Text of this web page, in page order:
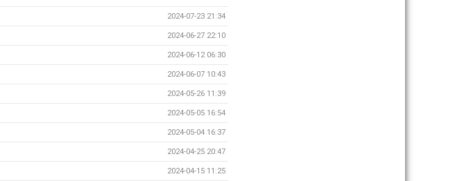
2024-07-23 21:34
2024-06-27 22:10
2024-06-12 06:30
2024-06-07 10:43
2024-05-26 11:39
2024-05-05 16:54
2024-05-04 16:37
2024-04-25 20:47
2024-04-15 11:25